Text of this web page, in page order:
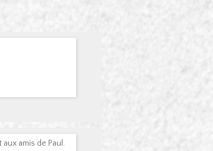
amis de Paul.